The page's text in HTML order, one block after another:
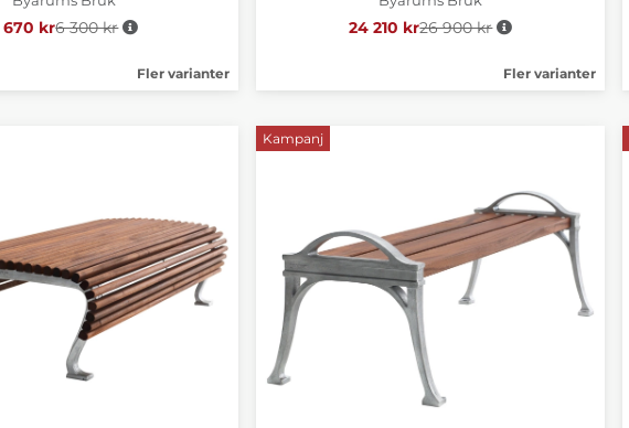
670 kr Ordinarie pris:
6 300 kr
Fler varianter
24 210 kr Ordinarie pris:
26 900 kr
Fler varianter
Kampanj